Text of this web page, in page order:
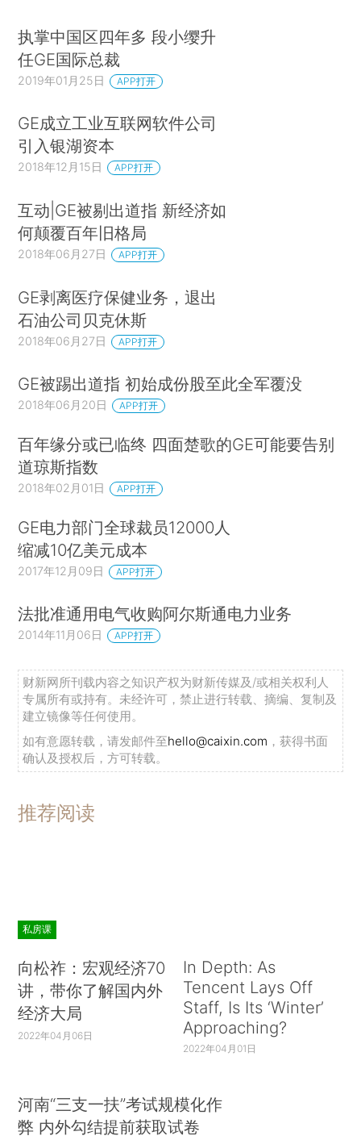
执掌中国区四年多 段小缨升
任GE国际总裁
2019年01月25日 APP打开
GE成立工业互联网软件公司
引入银湖资本
2018年12月15日 APP打开
互动|GE被剔出道指 新经济如
何颠覆百年旧格局
2018年06月27日 APP打开
GE剥离医疗保健业务，退出
石油公司贝克休斯
2018年06月27日 APP打开
GE被踢出道指 初始成份股至此全军覆没
2018年06月20日 APP打开
百年缘分或已临终 四面楚歌的GE可能要告别
道琼斯指数
2018年02月01日 APP打开
GE电力部门全球裁员12000人
缩减10亿美元成本
2017年12月09日 APP打开
法批准通用电气收购阿尔斯通电力业务
2014年11月06日 APP打开
财新网所刊载内容之知识产权为财新传媒及/或相关权利人
专属所有或持有。未经许可，禁止进行转载、摘编、复制及
建立镜像等任何使用。
如有意愿转载，请发邮件至hello@caixin.com ，获得书面
确认及授权后，方可转载。
推荐阅读
私房课
向松祚：宏观经济70
讲，带你了解国内外
经济大局
2022年04月06日
In Depth: As
Tencent Lays Off
Staff, Is Its ‘Winter’
Approaching?
2022年04月01日
河南“三支一扶”考试规模化作
弊 内外勾结提前获取试卷